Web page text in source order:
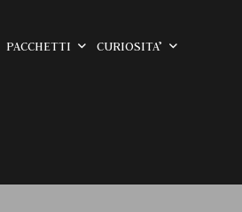
PACCHETTI CURIOSITA’